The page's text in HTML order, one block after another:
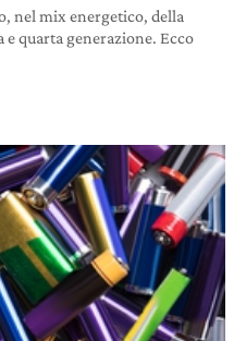
nel mix energetico, della
quarta generazione. Ecco